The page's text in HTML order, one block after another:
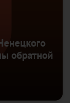
обратной